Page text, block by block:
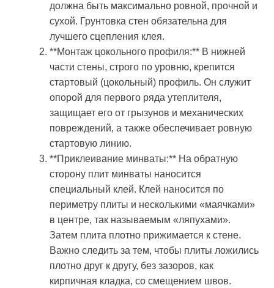
должна быть максимально ровной, прочной и
сухой. Грунтовка стен обязательна для
лучшего сцепления клея.
**Монтаж цокольного профиля:** В нижней
части стены, строго по уровню, крепится
стартовый (цокольный) профиль. Он служит
опорой для первого ряда утеплителя,
защищает его от грызунов и механических
повреждений, а также обеспечивает ровную
стартовую линию.
**Приклеивание минваты:** На обратную
сторону плит минваты наносится
специальный клей. Клей наносится по
периметру плиты и несколькими «маячками»
в центре, так называемым «ляпухами».
Затем плита плотно прижимается к стене.
Важно следить за тем, чтобы плиты ложились
плотно друг к другу, без зазоров, как
кирпичная кладка, со смещением швов.